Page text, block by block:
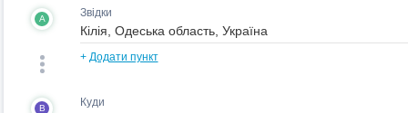
A Звідки
+ Додати пункт
B Куди